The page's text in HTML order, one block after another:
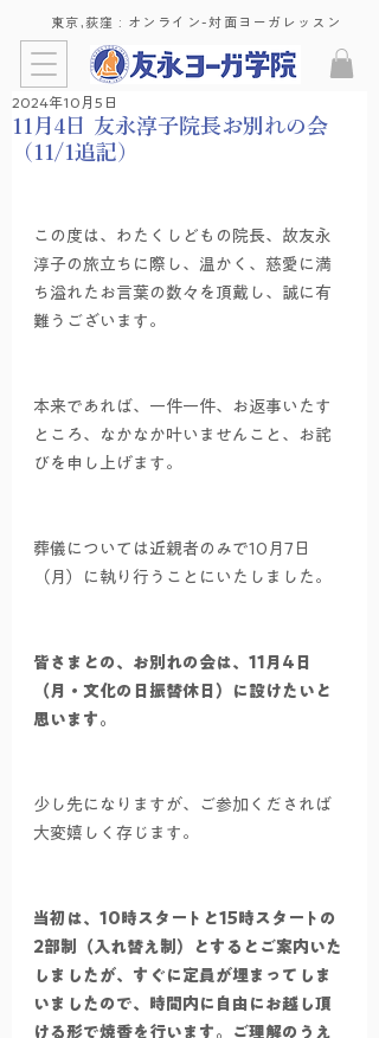
東京,荻窪 : ​オンライン-対面ヨーガレッスン
11月4日 友永淳子院長お別れの会
（11/1追記）
2024年10月5日
この度は、わたくしどもの院長、故友永
淳子の旅立ちに際し、温かく、慈愛に満
ち溢れたお言葉の数々を頂戴し、誠に有
難うございます。
本来であれば、一件一件、お返事いたす
ところ、なかなか叶いませんこと、お詫
びを申し上げます。
葬儀については近親者のみで10月7日
（月）に執り行うことにいたしました。
皆さまとの、お別れの会は、11月4日
（月・文化の日振替休日）に設けたいと
思います。
少し先になりますが、ご参加くだされば
大変嬉しく存じます。
当初は、10時スタートと15時スタートの
2部制（入れ替え制）とするとご案内いた
しましたが、すぐに定員が埋まってしま
いましたので、時間内に自由にお越し頂
ける形で焼香を行います。ご理解のうえ